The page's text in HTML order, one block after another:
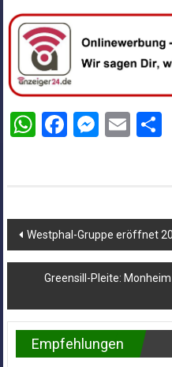
WhatsApp
Facebook
Westphal-Gruppe eröffnet
Greensill-Pleite:
Empfehlungen